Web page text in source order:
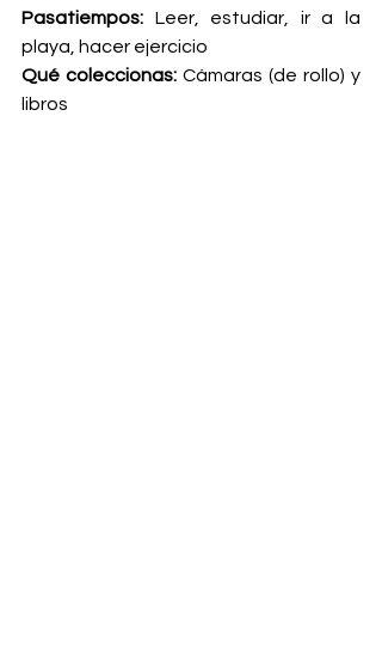
Pasatiempos: Leer, estudiar, ir a la
playa, hacer ejercicio
Qué coleccionas: Cámaras (de rollo) y
libros